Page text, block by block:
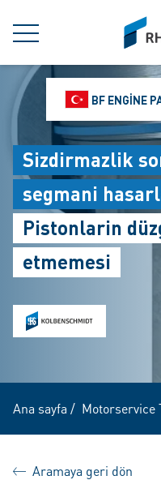
MENÜ
siteLogo
BF ENGINE
Sizdirmazlik
segmani
Pistonlarin
etmemesi
Ana sayfa / Motorservice
Aramaya geri dön